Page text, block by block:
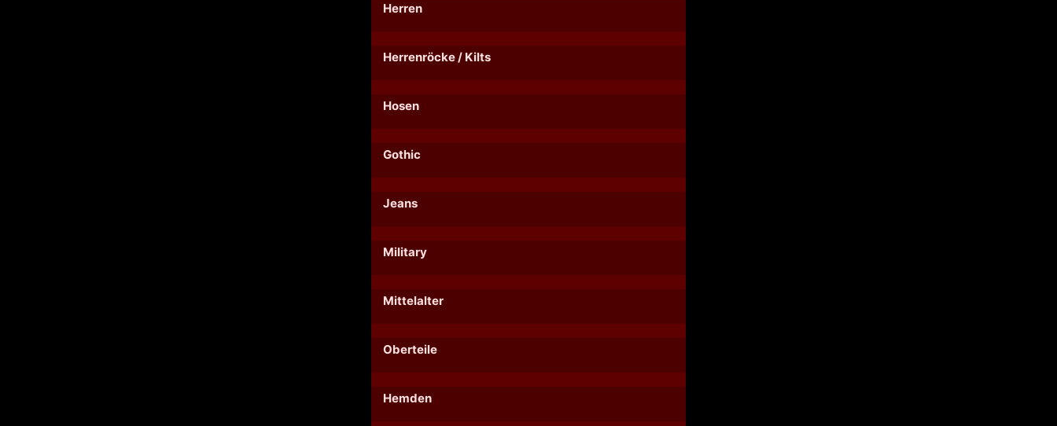
Herren
Herrenröcke / Kilts
Hosen
Gothic
Jeans
Military
Mittelalter
Oberteile
Hemden